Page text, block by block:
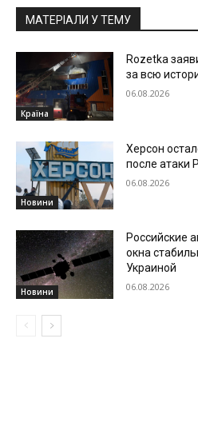
МАТЕРІАЛИ У ТЕМУ
Країна
Rozetka
за всю
06.08.2026
Новини
Херсон
после атаки
06.08.2026
Новини
Российские
окна
Украиной
06.08.2026